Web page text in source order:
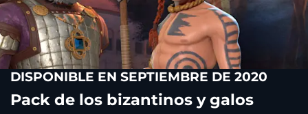
DISPONIBLE EN SEPTIEMBRE DE 2020
Pack de los bizantinos y galos